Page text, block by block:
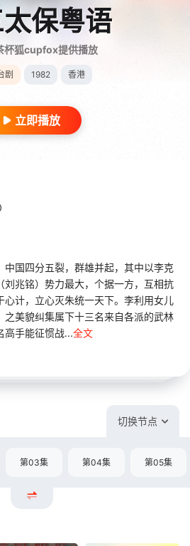
保粤语
杯狐cupfox提供播放
剧 1982 香港
立即播放
国四分五裂，群雄并起，其中以李克
刘兆铭）势力最大，个据一方，互相抗
，立心灭朱统一天下。李利用女儿
之美貌纠集属下十三名来自各派的武林
手能征惯战...全文
切换节点
第03集 第04集 第05集